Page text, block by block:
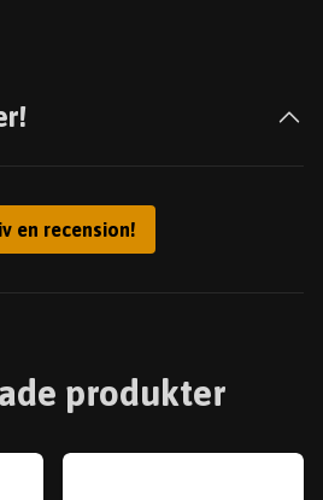
en recension!
produkter